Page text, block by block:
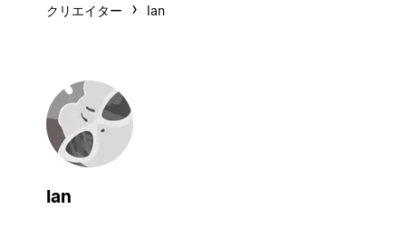
クリエイター Ian
Ian